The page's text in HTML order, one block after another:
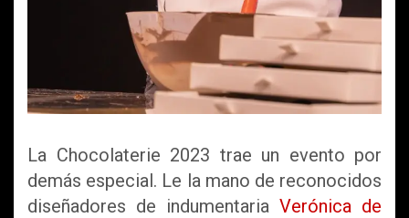
La Chocolaterie 2023 trae un evento por
demás especial. Le la mano de reconocidos
diseñadores de indumentaria Verónica de